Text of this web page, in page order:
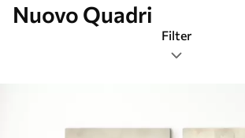
Nuovo Quadri
Filter